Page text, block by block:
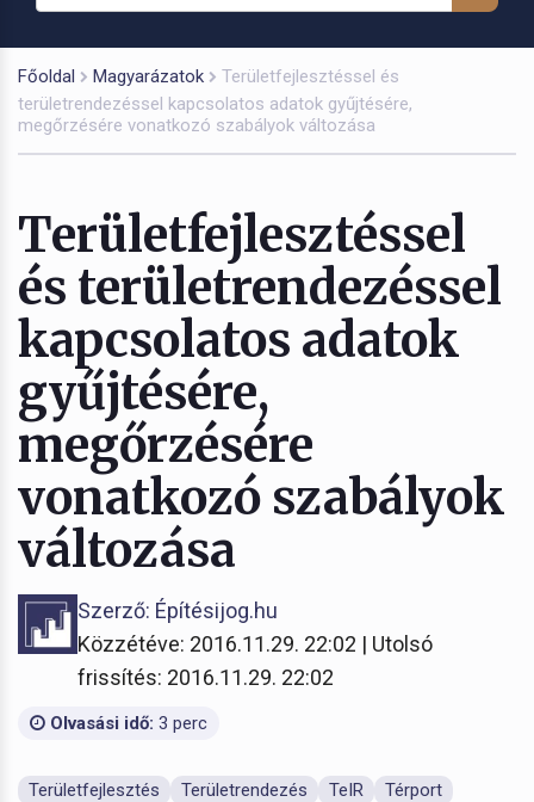
Főoldal Magyarázatok
Területfejlesztéssel és
területrendezéssel kapcsolatos adatok gyűjtésére,
megőrzésére vonatkozó szabályok változása
Területfejlesztéssel
és területrendezéssel
kapcsolatos adatok
gyűjtésére,
megőrzésére
vonatkozó szabályok
változása
Szerző: Építésijog.hu
Közzétéve: 2016.11.29. 22:02 | Utolsó
frissítés: 2016.11.29. 22:02
Olvasási idő: 3 perc
Területfejlesztés Területrendezés TeIR Térport